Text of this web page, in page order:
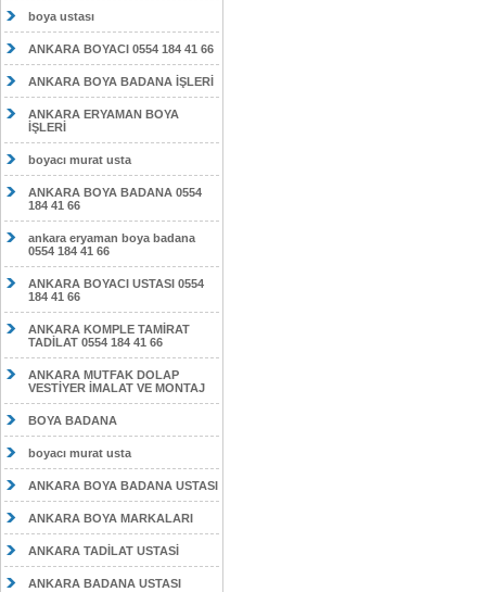
boya ustası
ANKARA BOYACI 0554 184 41 66
ANKARA BOYA BADANA İŞLERİ
ANKARA ERYAMAN BOYA
İŞLERİ
boyacı murat usta
ANKARA BOYA BADANA 0554
184 41 66
ankara eryaman boya badana
0554 184 41 66
ANKARA BOYACI USTASI 0554
184 41 66
ANKARA KOMPLE TAMİRAT
TADİLAT 0554 184 41 66
ANKARA MUTFAK DOLAP
VESTİYER İMALAT VE MONTAJ
BOYA BADANA
boyacı murat usta
ANKARA BOYA BADANA USTASI
ANKARA BOYA MARKALARI
ANKARA TADİLAT USTASİ
ANKARA BADANA USTASI